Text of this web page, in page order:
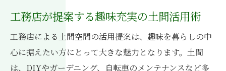
趣味を活かす土間の住まいづくり提案
心地よさを生む工務店の土間空間デザイン
法
工務店が提案する趣味充実の土間活用術
工務店による土間空間の活用提案は、趣味を暮らしの中
心に据えたい方にとって大きな魅力となります。土間
は、DIYやガーデニング、自転車のメンテナンスなど多